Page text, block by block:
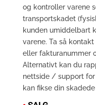
og kontroller varene
transportskadet
kunden umiddelbart
varene. Ta så
eller fakturanummer
Alternativt kan du
nettside / support for
kan fikse din